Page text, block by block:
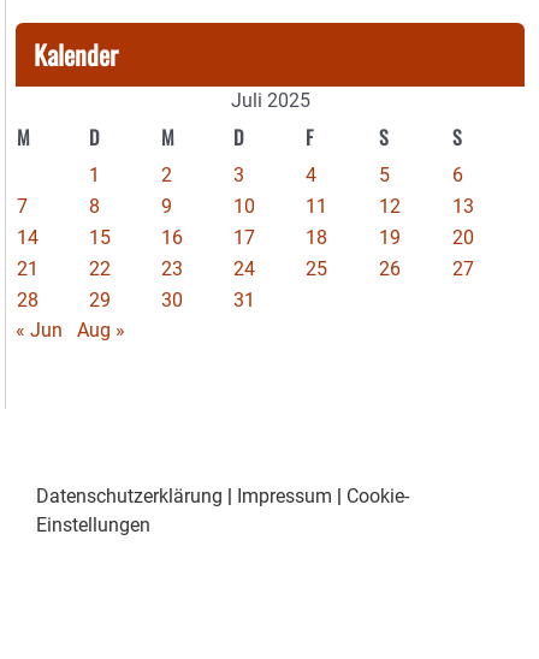
Kalender
Juli 2025
M D M D F S S
1 2 3 4 5
6
7
8 9 10 11 12
13
14
15 16 17 18 19
20
21
22 23 24 25 26
27
28
29 30
31
« Jun
Aug »
Datenschutzerklärung Impressum
Cookie-
Einstellungen